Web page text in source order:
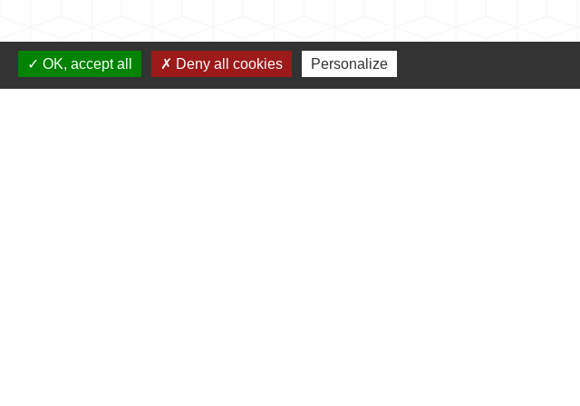
OK, accept all Deny all cookies Personalize